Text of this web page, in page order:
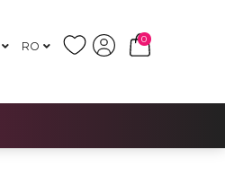
RO
0